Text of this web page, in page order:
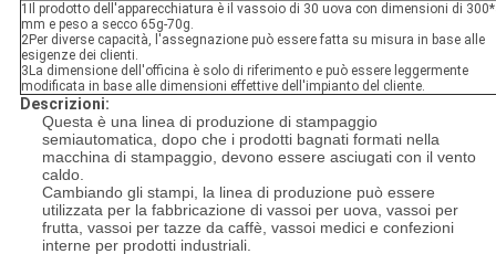
1Il prodotto dell'apparecchiatura è il vassoio di 30 uova con dimensioni di
mm e peso a secco 65g-70g.
2Per diverse capacità, l'assegnazione può essere fatta su misura in base alle
esigenze dei clienti.
3La dimensione dell'officina è solo di riferimento e può essere leggermente
modificata in base alle dimensioni effettive dell'impianto del cliente.
Descrizioni:
Questa è una linea di produzione di stampaggio
semiautomatica, dopo che i prodotti bagnati formati nella
macchina di stampaggio, devono essere asciugati con il vento
caldo.
Cambiando gli stampi, la linea di produzione può essere
utilizzata per la fabbricazione di vassoi per uova, vassoi per
frutta, vassoi per tazze da caffè, vassoi medici e confezioni
interne per prodotti industriali.